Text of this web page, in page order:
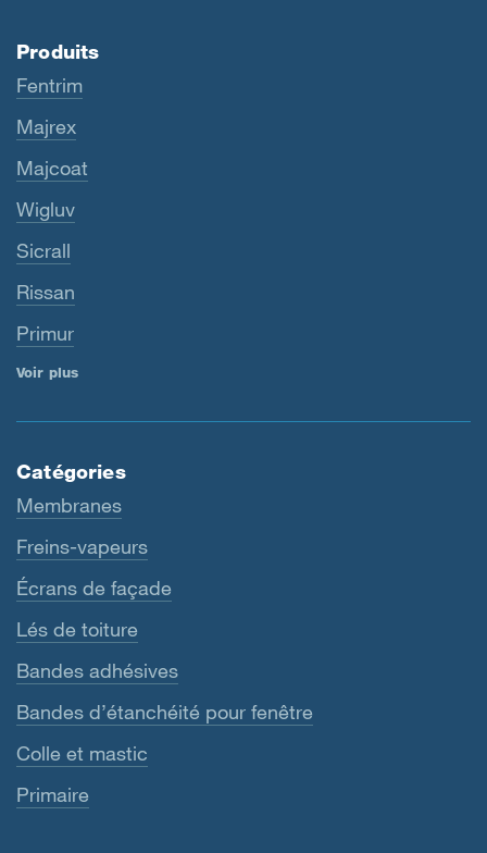
Produits
Fentrim
Majrex
Majcoat
Wigluv
Sicrall
Rissan
Primur
Voir plus
Catégories
Membranes
Freins-vapeurs
Écrans de façade
Lés de toiture
Bandes adhésives
Bandes d’étanchéité pour fenêtre
Colle et mastic
Primaire